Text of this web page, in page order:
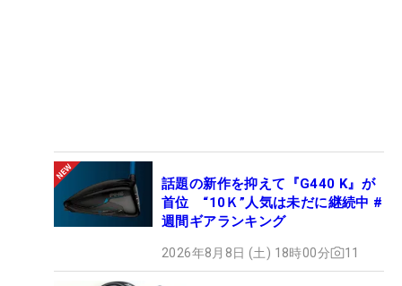
話題の新作を抑えて『G440 K』が
首位 “10Ｋ”人気は未だに継続中 #
週間ギアランキング
2026年8月8日 (土) 18時00分 11